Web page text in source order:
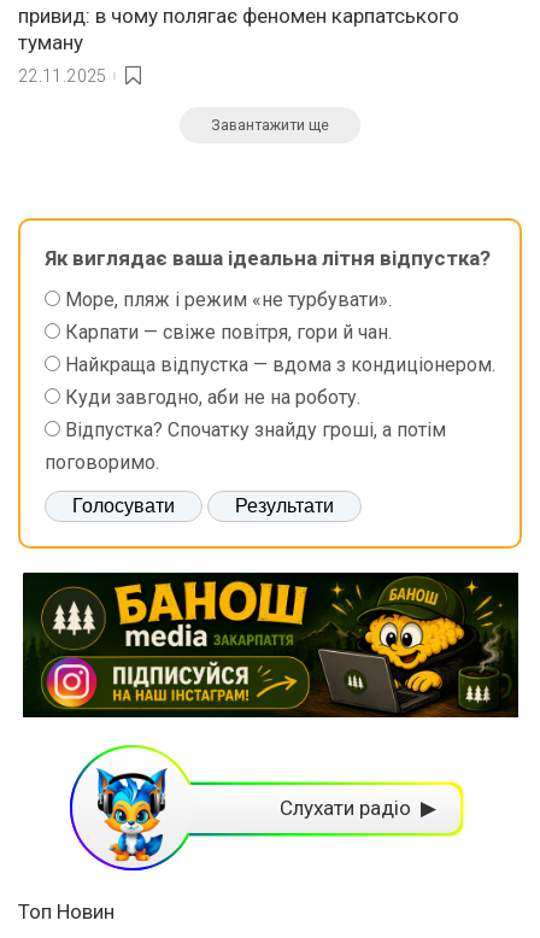
привид: в чому полягає феномен карпатського
туману
22.11.2025
Завантажити ще
Як виглядає ваша ідеальна літня відпустка?
Море, пляж і режим «не турбувати».
Карпати — свіже повітря, гори й чан.
Найкраща відпустка — вдома з кондиціонером.
Куди завгодно, аби не на роботу.
Відпустка? Спочатку знайду гроші, а потім
поговоримо.
Слухати радіо ▶
Топ Новин